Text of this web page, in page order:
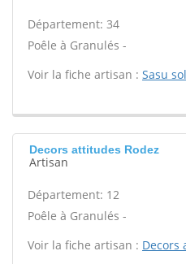
Département: 34
Poêle à Granulés -
Voir la fiche artisan : Sasu
Decors attitudes Rodez
Artisan
Département: 12
Poêle à Granulés -
Voir la fiche artisan : Decors